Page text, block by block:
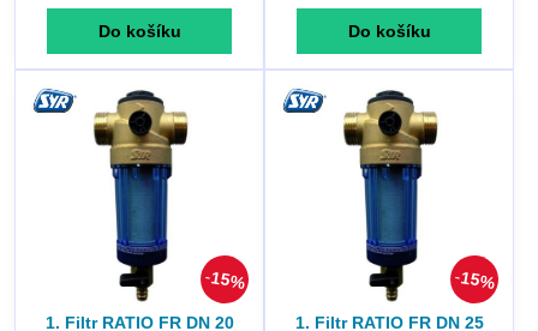
Do košíku Do košíku
15%
1. Filtr RATIO FR DN 20
15%
1. Filtr RATIO FR DN 25